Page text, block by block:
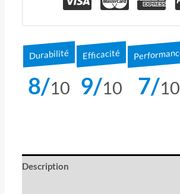
Durabilité
8/10
Efficacité
9/10 7/10
Description